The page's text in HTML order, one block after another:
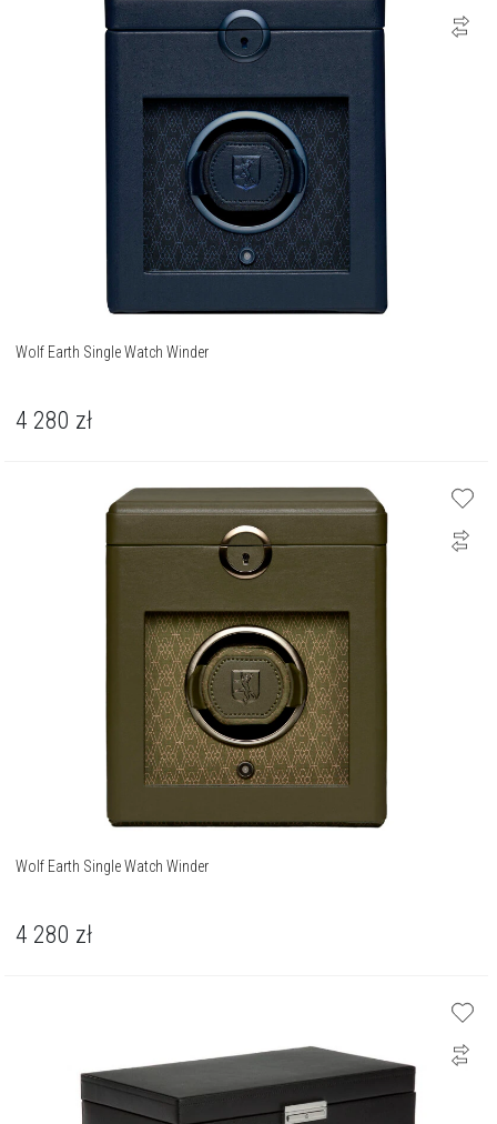
Wolf Earth Single Watch Winder
4 280 zł
Wolf Earth Single Watch Winder
4 280 zł